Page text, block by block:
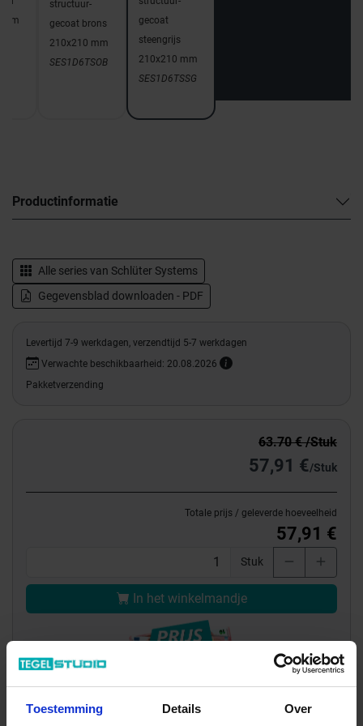
Toestemming Details Over
structuur-
gecoat brons
210x210 mm
SES1D6TSOB
gecoat
steengrijs
210x210 mm
SES1D6TSSG
Productinformatie
Alle series van Schlüter Systems
Gegevensblad downloaden - PDF
Levertijd 7-9 werkdagen, verzendtijd 5-7 werkdagen
Verwachte beschikbaarheid: 20.08.2026
Pakketverzending
63.70 € /Stuk
57,91 €/Stuk
Totale prijs / geleverde hoeveelheid
57,91 €
Stuk
In het winkelmandje